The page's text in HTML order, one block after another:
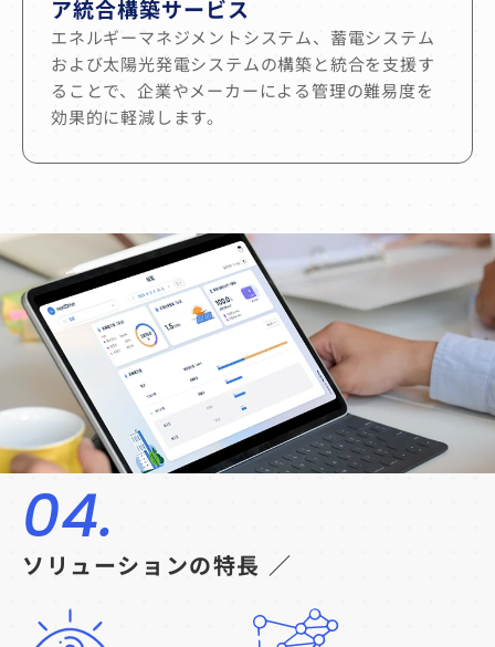
ア統合構築サービス
エネルギーマネジメントシステム、蓄電システム
および太陽光発電システムの構築と統合を支援す
ることで、企業やメーカーによる管理の難易度を
効果的に軽減します。
04.
ソリューションの特長 ／